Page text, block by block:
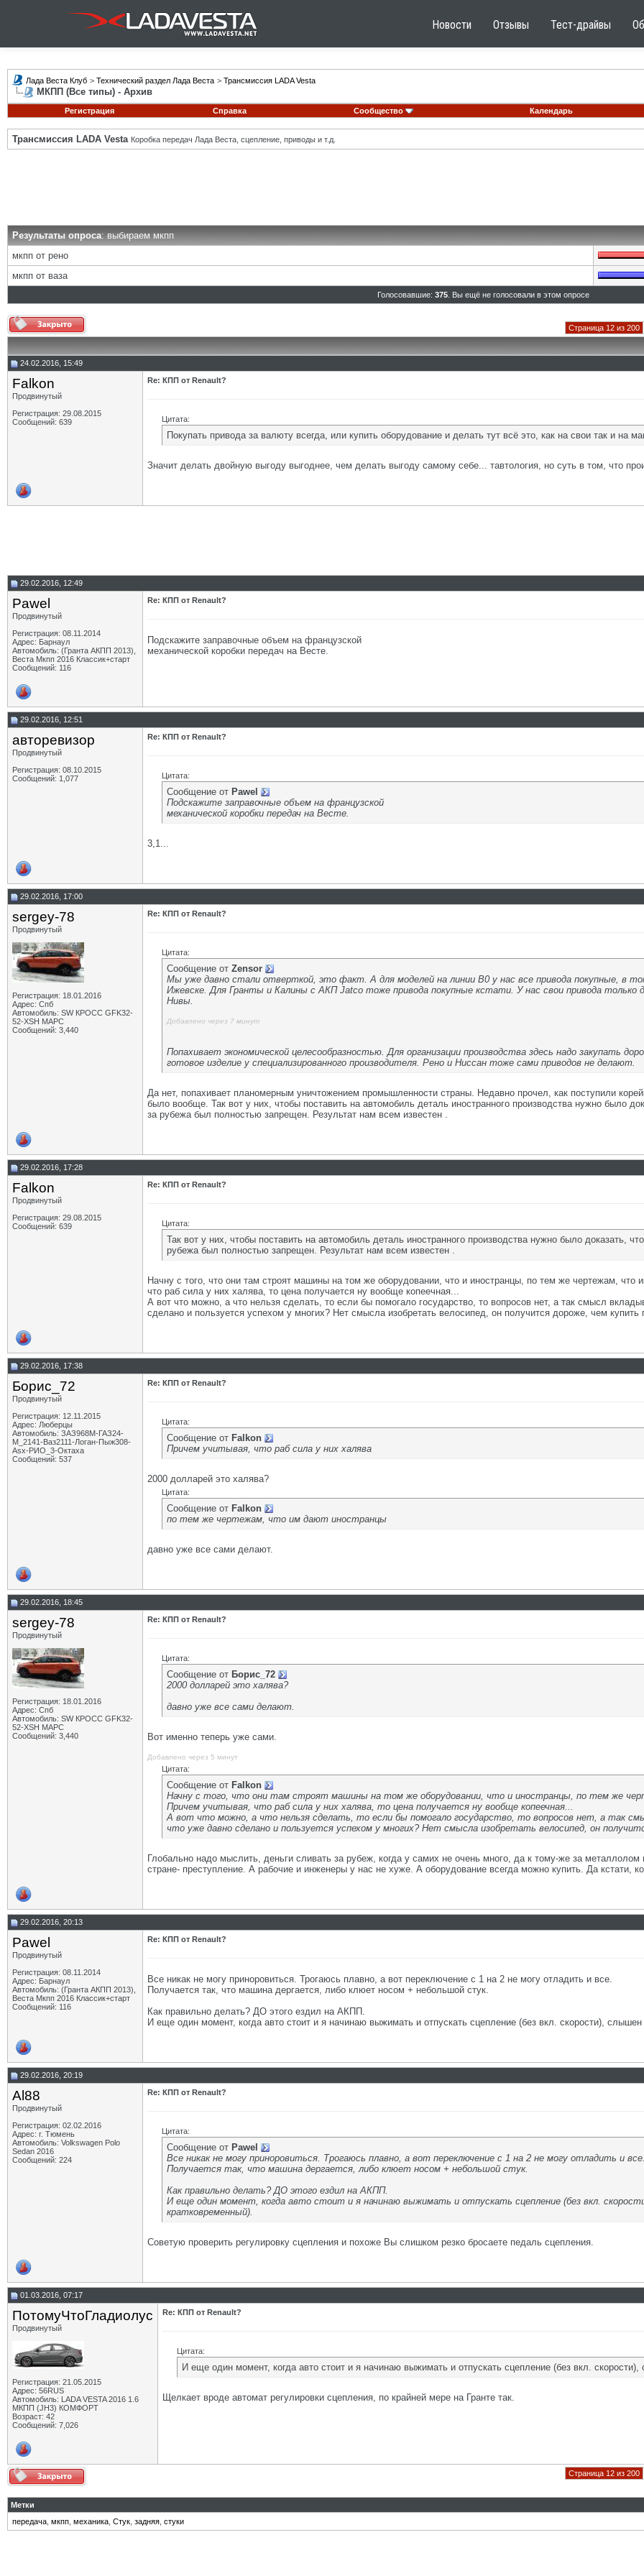
Новости Отзывы Тест-драйвы
Лада Веста Клуб > Технический раздел Лада Веста > Трансмиссия LADA Vesta
МКПП (Все типы) - Архив
Регистрация
Справка Сообщество Календарь
Трансмиссия LADA Vesta Коробка передач Лада Веста, сцепление, приводы и т.д.
Результаты опроса: выбираем мкпп
мкпп от рено
мкпп от ваза
Голосовавшие: 375. Вы ещё не голосовали в этом опросе
Страница 12 из 200
24.02.2016, 15:49
Falkon
Продвинутый
Регистрация: 29.08.2015
Сообщений: 639
Re: КПП от Renault?
Цитата:
Покупать привода за валюту всегда, или купить оборудование и делать тут всё это, как на свои так и на
Значит делать двойную выгоду выгоднее, чем делать выгоду самому себе... тавтология, но суть в том, что
29.02.2016, 12:49
Pawel
Продвинутый
Регистрация: 08.11.2014
Адрес: Барнаул
Автомобиль: (Гранта АКПП 2013),
Веста Мкпп 2016 Классик+старт
Сообщений: 116
Re: КПП от Renault?
Подскажите заправочные объем на французской
механической коробки передач на Весте.
29.02.2016, 12:51
авторевизор
Продвинутый
Регистрация: 08.10.2015
Сообщений: 1,077
Re: КПП от Renault?
Цитата:
Сообщение от Pawel
Подскажите заправочные объем на французской
механической коробки передач на Весте.
3,1...
29.02.2016, 17:00
sergey-78
Продвинутый
Регистрация: 18.01.2016
Адрес: Спб
Автомобиль: SW КРОСС GFK32-
52-XSH МАРС
Сообщений: 3,440
Re: КПП от Renault?
Цитата:
Сообщение от Zensor
Мы уже давно стали отверткой, это факт. А для моделей на линии В0 у нас все привода покупные, в
Ижевске. Для Гранты и Калины с АКП Jatco тоже привода покупные кстати. У нас свои привода
Нивы.
Добавлено через 7 минут
Попахивает экономической целесообразностью. Для организации производства здесь надо закупать
готовое изделие у специализированного производителя. Рено и Ниссан тоже сами приводов не делают.
Да нет, попахивает планомерным уничтожением промышленности страны. Недавно прочел, как поступили
было вообще. Так вот у них, чтобы поставить на автомобиль деталь иностранного производства нужно было
за рубежа был полностью запрещен. Результат нам всем известен .
29.02.2016, 17:28
Falkon
Продвинутый
Регистрация: 29.08.2015
Сообщений: 639
Re: КПП от Renault?
Цитата:
Так вот у них, чтобы поставить на автомобиль деталь иностранного производства нужно было доказать,
рубежа был полностью запрещен. Результат нам всем известен .
Начну с того, что они там строят машины на том же оборудовании, что и иностранцы, по тем же чертежам,
что раб сила у них халява, то цена получается ну вообще копеечная...
А вот что можно, а что нельзя сделать, то если бы помогало государство, то вопросов нет, а так смысл
сделано и пользуется успехом у многих? Нет смысла изобретать велосипед, он получится дороже, чем купить
29.02.2016, 17:38
Борис_72
Продвинутый
Регистрация: 12.11.2015
Адрес: Люберцы
Автомобиль: ЗАЗ968М-ГАЗ24-
М_2141-Ваз2111-Логан-Пыж308-
Asx-РИО_3-Октаха
Сообщений: 537
Re: КПП от Renault?
Цитата:
Сообщение от Falkon
Причем учитывая, что раб сила у них халява
2000 долларей это халява?
Цитата:
Сообщение от Falkon
по тем же чертежам, что им дают иностранцы
давно уже все сами делают.
29.02.2016, 18:45
sergey-78
Продвинутый
Регистрация: 18.01.2016
Адрес: Спб
Автомобиль: SW КРОСС GFK32-
52-XSH МАРС
Сообщений: 3,440
Re: КПП от Renault?
Цитата:
Сообщение от Борис_72
2000 долларей это халява?
давно уже все сами делают.
Вот именно теперь уже сами.
Добавлено через 5 минут
Цитата:
Сообщение от Falkon
Начну с того, что они там строят машины на том же оборудовании, что и иностранцы, по тем же
Причем учитывая, что раб сила у них халява, то цена получается ну вообще копеечная...
А вот что можно, а что нельзя сделать, то если бы помогало государство, то вопросов нет, а так
что уже давно сделано и пользуется успехом у многих? Нет смысла изобретать велосипед, он
Глобально надо мыслить, деньги сливать за рубеж, когда у самих не очень много, да к тому-же за
стране- преступление. А рабочие и инженеры у нас не хуже. А оборудование всегда можно купить. Да кстати,
29.02.2016, 20:13
Pawel
Продвинутый
Регистрация: 08.11.2014
Адрес: Барнаул
Автомобиль: (Гранта АКПП 2013),
Веста Мкпп 2016 Классик+старт
Сообщений: 116
Re: КПП от Renault?
Все никак не могу приноровиться. Трогаюсь плавно, а вот переключение с 1 на 2 не могу отладить и все.
Получается так, что машина дергается, либо клюет носом + небольшой стук.
Как правильно делать? ДО этого ездил на АКПП.
И еще один момент, когда авто стоит и я начинаю выжимать и отпускать сцепление (без вкл. скорости),
29.02.2016, 20:19
Al88
Продвинутый
Регистрация: 02.02.2016
Адрес: г. Тюмень
Автомобиль: Volkswagen Polo
Sedan 2016
Сообщений: 224
Re: КПП от Renault?
Цитата:
Сообщение от Pawel
Все никак не могу приноровиться. Трогаюсь плавно, а вот переключение с 1 на 2 не могу отладить и все.
Получается так, что машина дергается, либо клюет носом + небольшой стук.
Как правильно делать? ДО этого ездил на АКПП.
И еще один момент, когда авто стоит и я начинаю выжимать и отпускать сцепление (без вкл.
кратковременный).
Советую проверить регулировку сцепления и похоже Вы слишком резко бросаете педаль сцепления.
01.03.2016, 07:17
ПотомуЧтоГладиолус
Продвинутый
Регистрация: 21.05.2015
Адрес: 56RUS
Автомобиль: LADA VESTA 2016 1.6
МКПП (JH3) КОМФОРТ
Возраст: 42
Сообщений: 7,026
Re: КПП от Renault?
Цитата:
И еще один момент, когда авто стоит и я начинаю выжимать и отпускать сцепление (без вкл.
Щелкает вроде автомат регулировки сцепления, по крайней мере на Гранте так.
Страница 12 из 200
Метки
передача мкпп механика Стук задняя стуки